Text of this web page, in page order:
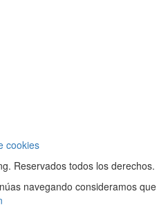
cookies
Reservados todos los derechos.
navegando consideramos que